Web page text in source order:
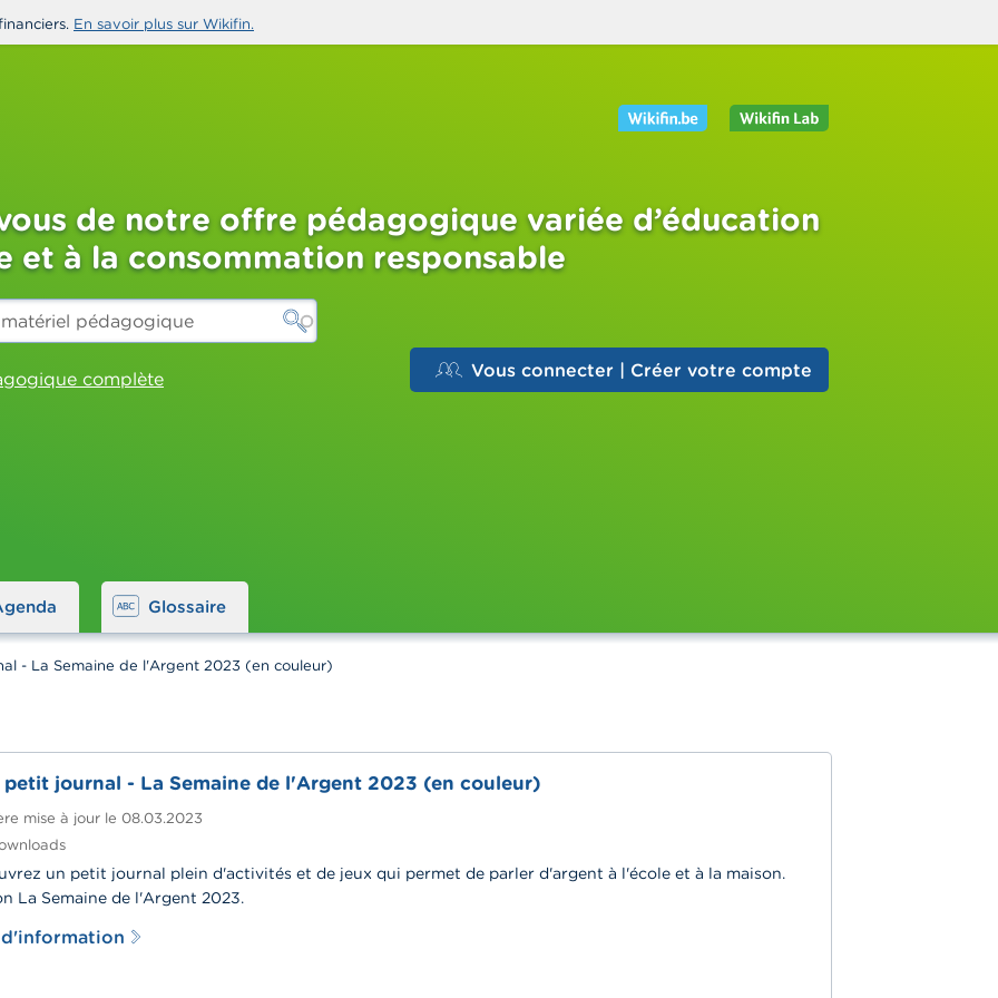
En savoir plus sur Wikifin.
de notre offre pédagogique variée d’éducation
et à la consommation responsable
complète Vous connecter | Créer votre compte
Glossaire
- La Semaine de l'Argent 2023 (en couleur)
petit journal - La Semaine de l'Argent 2023 (en couleur)
mise à jour le 08.03.2023
un petit journal plein d'activités et de jeux qui permet de parler d'argent à l'école et à la maison.
La Semaine de l'Argent 2023.
d'information